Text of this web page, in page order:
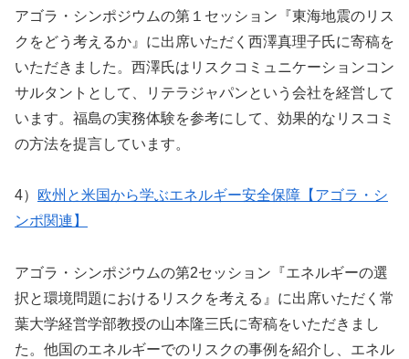
アゴラ・シンポジウムの第１セッション『東海地震のリス
クをどう考えるか』に出席いただく西澤真理子氏に寄稿を
いただきました。西澤氏はリスクコミュニケーションコン
サルタントとして、リテラジャパンという会社を経営して
います。福島の実務体験を参考にして、効果的なリスコミ
の方法を提言しています。
4） 欧州と米国から学ぶエネルギー安全保障【アゴラ・シ
ンポ関連】
アゴラ・シンポジウムの第2セッション『エネルギーの選
択と環境問題におけるリスクを考える』に出席いただく常
葉大学経営学部教授の山本隆三氏に寄稿をいただきまし
た。他国のエネルギーでのリスクの事例を紹介し、エネル